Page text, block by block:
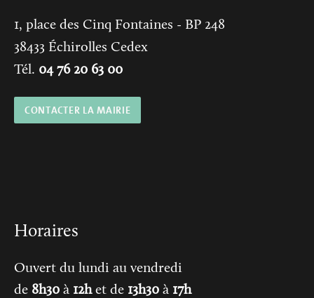
1, place des Cinq Fontaines - BP 248
38433 Échirolles Cedex
Tél. 04 76 20 63 00
CONTACTER LA MAIRIE
Horaires
Ouvert du lundi au vendredi
de 8h30 à 12het de 13h30 à 17h